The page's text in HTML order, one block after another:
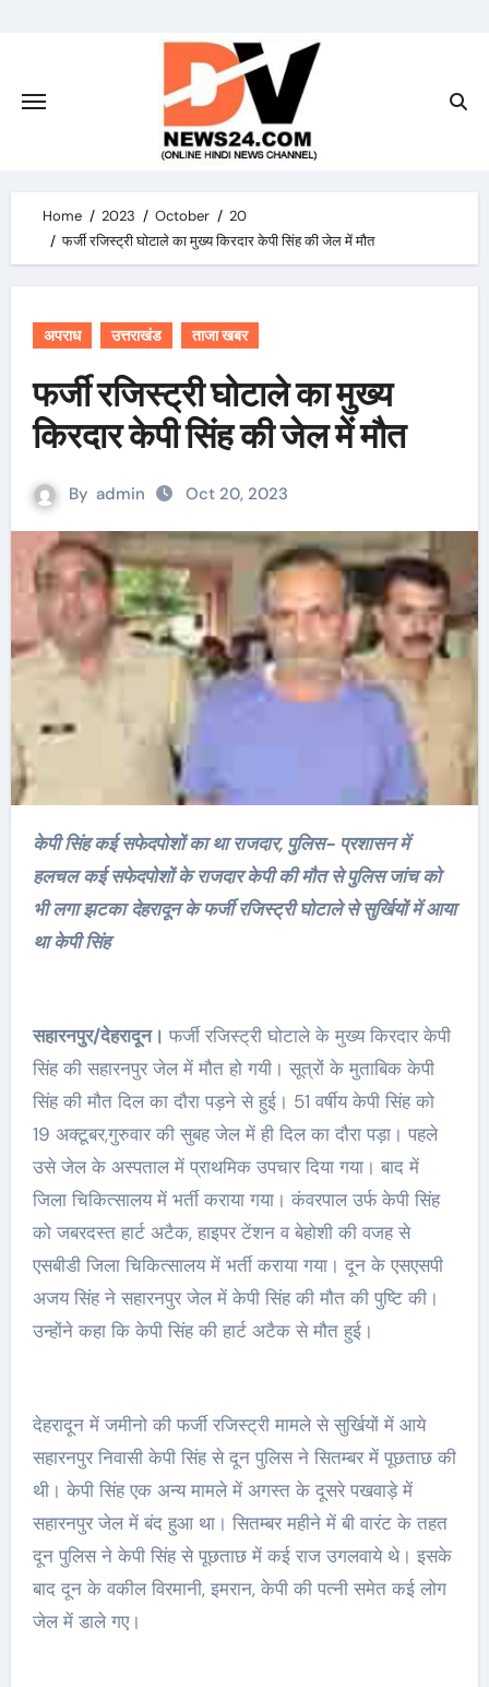
Home 2023 October
20
फर्जी रजिस्ट्री घोटाले का मुख्य किरदार केपी सिंह की जेल में मौत
अपराध उत्तराखंड ताजा खबर
फर्जी रजिस्ट्री घोटाले का मुख्य
किरदार केपी सिंह की जेल में मौत
By admin Oct 20, 2023
केपी सिंह कई सफेदपोशों का था राजदार, पुलिस- प्रशासन में
हलचल कई सफेदपोशों के राजदार केपी की मौत से पुलिस जांच को
भी लगा झटका देहरादून के फर्जी रजिस्ट्री घोटाले से सुर्खियों में आया
था केपी सिंह
सहारनपुर/देहरादून। फर्जी रजिस्ट्री घोटाले के मुख्य किरदार केपी
सिंह की सहारनपुर जेल में मौत हो गयी। सूत्रों के मुताबिक केपी
सिंह की मौत दिल का दौरा पड़ने से हुई। 51 वर्षीय केपी सिंह को
19 अक्टूबर,गुरुवार की सुबह जेल में ही दिल का दौरा पड़ा। पहले
उसे जेल के अस्पताल में प्राथमिक उपचार दिया गया। बाद में
जिला चिकित्सालय में भर्ती कराया गया। कंवरपाल उर्फ केपी सिंह
को जबरदस्त हार्ट अटैक, हाइपर टेंशन व बेहोशी की वजह से
एसबीडी जिला चिकित्सालय में भर्ती कराया गया। दून के एसएसपी
अजय सिंह ने सहारनपुर जेल में केपी सिंह की मौत की पुष्टि की।
उन्होंने कहा कि केपी सिंह की हार्ट अटैक से मौत हुई।
देहरादून में जमीनो की फर्जी रजिस्ट्री मामले से सुर्खियों में आये
सहारनपुर निवासी केपी सिंह से दून पुलिस ने सितम्बर में पूछताछ की
थी। केपी सिंह एक अन्य मामले में अगस्त के दूसरे पखवाड़े में
सहारनपुर जेल में बंद हुआ था। सितम्बर महीने में बी वारंट के तहत
दून पुलिस ने केपी सिंह से पूछताछ में कई राज उगलवाये थे। इसके
बाद दून के वकील विरमानी, इमरान, केपी की पत्नी समेत कई लोग
जेल में डाले गए।